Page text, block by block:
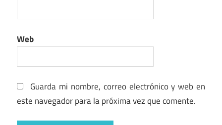
Web
Guarda mi nombre, correo electrónico y web en
este navegador para la próxima vez que comente.